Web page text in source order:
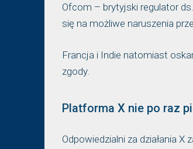
Ofcom – brytyjski regulator
się na możliwe naruszenia
Francja i Indie natomiast
zgody.
Platforma X nie po raz
Odpowiedzialni za działania